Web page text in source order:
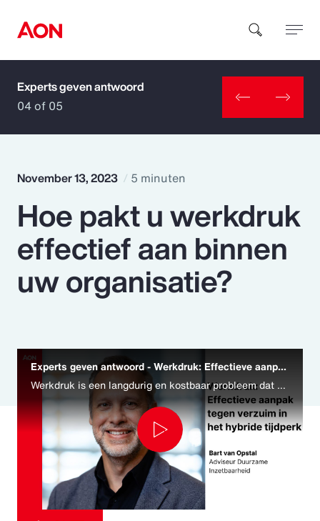
How can we help you?
Popular Searches
Insurance
Parametrics
Risk Management
Experts geven antwoord
04 of 05
November 13, 2023 5 minuten
Hoe pakt u werkdruk
effectief aan binnen
uw organisatie?
Experts geven antwoord - Werkdruk: Effectieve aanpak tegen verzuim in het hybride tijdperk
Werkdruk is een langdurig en kostbaar probleem dat blijft groeien. Het vraagt daarom om een bredere kijk. In de video deelt Bart van Opstal, Adviseur duurzame inzetbaarheid, oplossingen voor een effectieve procesaanpak voor werkdruk.
Play